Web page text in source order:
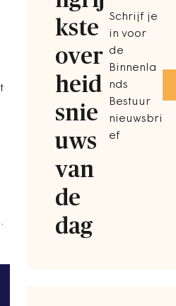
kste
over
heid
snie
uws
van
de
dag
Schrijf je
in voor
de
Binnenla
nds
Bestuur
nieuwsbri
ef